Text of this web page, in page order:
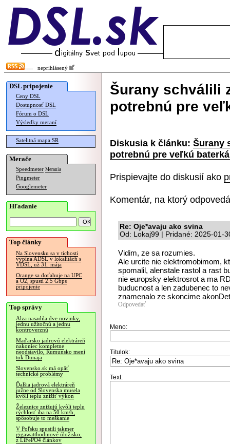
neprihlásený
DSL pripojenie
Ceny DSL
Dostupnosť DSL
Fórum o DSL
Výsledky meraní
Satelitná mapa SR
Merače
Speedmeter Merania
Pingmeter
Googlemeter
Hľadanie
Top články
Na Slovensku sa v tichosti
vypína ADSL v lokalitách s
VDSL, už 31. mája
Orange sa doťahuje na UPC
a O2, spustí 2.5 Gbps
pripojenie
Top správy
Alza nasadila dve novinky,
jednu užitočnú a jednu
kontroverznú
Maďarsko jadrovú elektráreň
nakoniec kompletne
neodstavilo, Rumunsko mení
tok Dunaja
Slovensko.sk má opäť
technické problémy
Ďalšia jadrová elektráreň
južne od Slovenska musela
kvôli teplu znížiť výkon
Železnice znižujú kvôli teplu
rýchlosť iba na 50 km/h,
spôsobuje to meškanie
V Poľsku spustili takmer
gigawatthodinové úložisko,
z LiFePO4 článkov
Šurany schválili
potrebnú pre
Diskusia k článku: Šurany
potrebnú pre veľkú
Prispievajte do diskusií ako
Komentár, na ktorý
Re: Oje*avaju ako svina
Od: Lokaj99 | Pridané: 2025-01-
Vidim, ze sa rozumies.
Ale urcite nie elektromobimom,
spomalil, alenstale rastol a rast
nie europsky elektrosrot a ma
buducnost a len zadubenec to
znamenalo ze skoncime
Odpovedať
Meno:
Titulok:
Text: